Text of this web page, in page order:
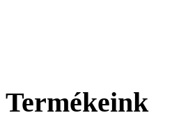
Termékeink